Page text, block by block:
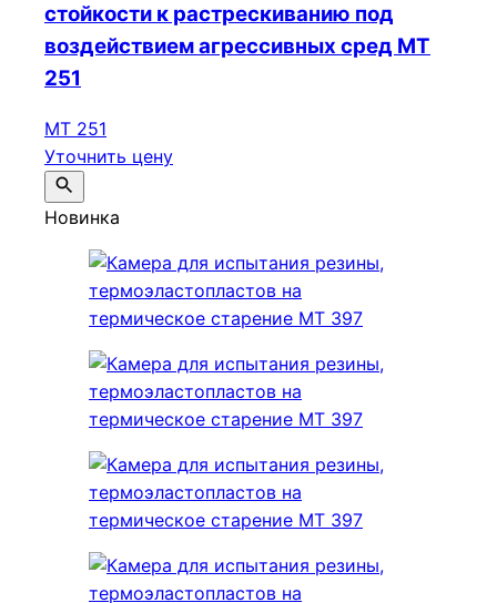
стойкости к растрескиванию под
воздействием агрессивных сред МТ
251
МТ 251
Уточнить цену
Новинка